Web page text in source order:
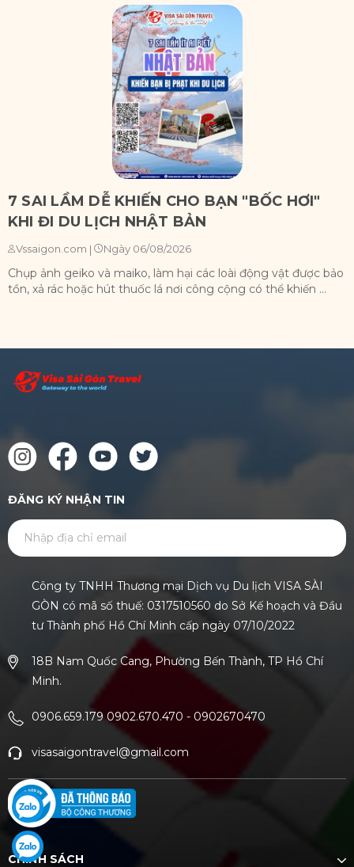
7 SAI LẦM DỄ KHIẾN CHO BẠN "BỐC HƠI"
KHI ĐI DU LỊCH NHẬT BẢN
Vssaigon.com | Ngày 06/08/2026
Chụp ảnh geiko và maiko, làm hại các loài động vật được bảo
tồn, xả rác hoặc hút thuốc lá nơi công cộng có thể khiến ...
ĐĂNG KÝ NHẬN TIN
Công ty TNHH Thương mại Dịch vụ Du lịch VISA SÀI
GÒN có mã số thuế: 0317510560 do Sở Kế hoạch và Đầu
tư Thành phố Hồ Chí Minh cấp ngày 07/10/2022
18B Nam Quốc Cang, Phường Bến Thành, TP Hồ Chí
Minh.
0906.659.179 0902.670.470 - 0902670470
visasaigontravel@gmail.com
CHÍNH SÁCH